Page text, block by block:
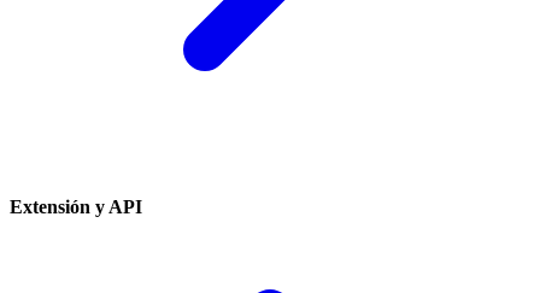
Extensión y API